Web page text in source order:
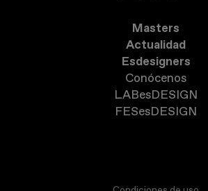
Masters
Actualidad
Esdesigners
Conócenos
LABesDESIGN
FESesDESIGN